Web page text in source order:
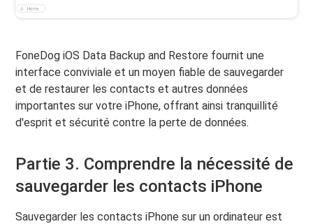
FoneDog iOS Data Backup and Restore fournit une
interface conviviale et un moyen fiable de sauvegarder
et de restaurer les contacts et autres données
importantes sur votre iPhone, offrant ainsi tranquillité
d'esprit et sécurité contre la perte de données.
Partie 3. Comprendre la nécessité de
sauvegarder les contacts iPhone
Sauvegarder les contacts iPhone sur un ordinateur est